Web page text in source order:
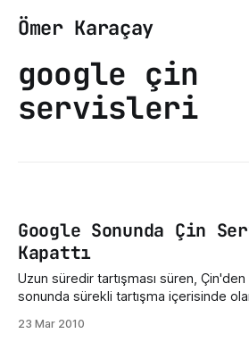
Ömer Karaçay
google çin
servisleri
Google Sonunda Çin
Kapattı
Uzun süredir tartışması süren, Çin'den
sonunda sürekli tartışma içerisinde
arama servisine yönlendirmesiyle son
23 Mar 2010